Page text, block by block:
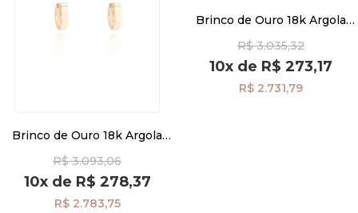
Brinco de Ouro 18k Argola
R$ 3.093,06
10xde R$ 278,37
R$ 2.783,75
Brinco de Ouro 18k Argola
R$ 3.035,32
10x de R$ 273,17
R$ 2.731,79
Pedras Preciosas
Presente